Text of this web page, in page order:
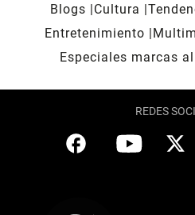
Blogs
Cultura
Entretenimiento
Especiales marcas
REDES